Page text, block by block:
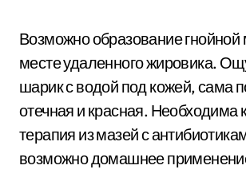
Возможно образование гнойной
месте удаленного жировика.
шарик с водой под кожей, сама
отечная и красная. Необходима
терапия из мазей с
возможно домашнее